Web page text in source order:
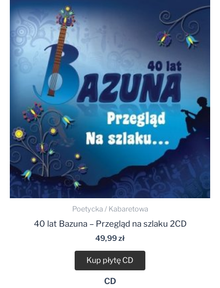
Poetycka / Kabaretowa
40 lat Bazuna – Przegląd na szlaku 2CD
49,99zł
Kup płytę CD
CD